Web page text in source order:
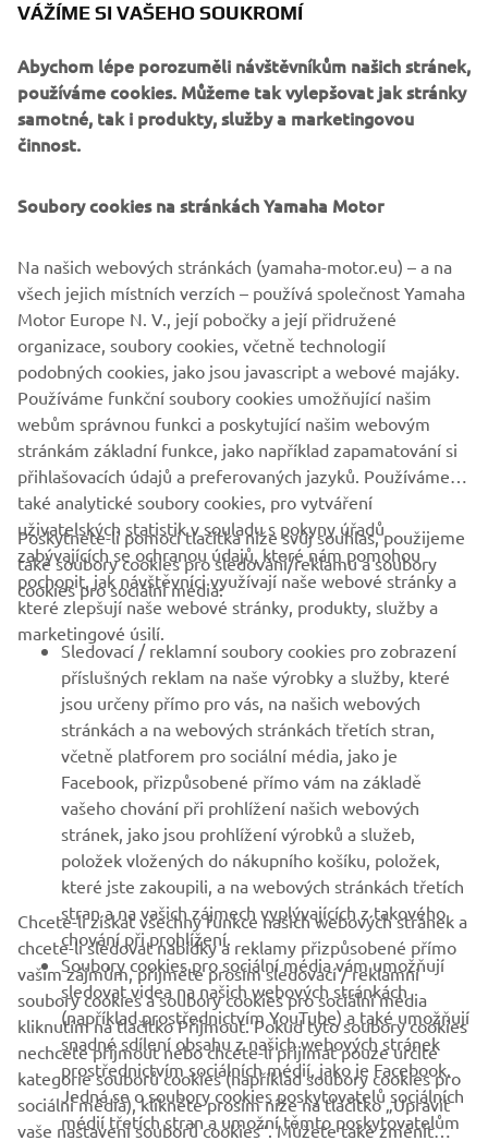
TÉNÉRÉ 700 PRICE
ANNOUNCEMENT
ZJISTIT VÍCE
FIREMNÍ
B2B
VÍCE YAMAHA
PODPORA
ZPRAVODAJ
Získejte jako první informace o nejnovějších nabídkách,
speciálních akcích, nových verzích a mnoho dalšího
PŘIHLÁSIT SE K ODBĚRU
Přečtěte si naše Zásady ochrany osobních údajů a zjistěte, jak
zpracováváme vaše osobní údaje:Zásady ochrany osobních údajů
Czech Republic (Czech)
VÁŽÍME SI VAŠEHO SOUKROMÍ
Abychom lépe porozuměli návštěvníkům našich stránek,
používáme cookies. Můžeme tak vylepšovat jak stránky
samotné, tak i produkty, služby a marketingovou
činnost.
Soubory cookies na stránkách Yamaha Motor
Na našich webových stránkách (yamaha-motor.eu) – a na
všech jejich místních verzích – používá společnost Yamaha
Motor Europe N. V., její pobočky a její přidružené
organizace, soubory cookies, včetně technologií
podobných cookies, jako jsou javascript a webové majáky.
Používáme funkční soubory cookies umožňující našim
webům správnou funkci a poskytující našim webovým
stránkám základní funkce, jako například zapamatování si
přihlašovacích údajů a preferovaných jazyků. Používáme
také analytické soubory cookies, pro vytváření
uživatelských statistik v souladu s pokyny úřadů
zabývajících se ochranou údajů, které nám pomohou
pochopit, jak návštěvníci využívají naše webové stránky a
které zlepšují naše webové stránky, produkty, služby a
marketingové úsilí.
Poskytnete-li pomocí tlačítka níže svůj souhlas, použijeme
také soubory cookies pro sledování/reklamu a soubory
cookies pro sociální média:
Sledovací / reklamní soubory cookies pro zobrazení
příslušných reklam na naše výrobky a služby, které
jsou určeny přímo pro vás, na našich webových
stránkách a na webových stránkách třetích stran,
včetně platforem pro sociální média, jako je
Facebook, přizpůsobené přímo vám na základě
vašeho chování při prohlížení našich webových
stránek, jako jsou prohlížení výrobků a služeb,
položek vložených do nákupního košíku, položek,
které jste zakoupili, a na webových stránkách třetích
stran a na vašich zájmech vyplývajících z takového
chování při prohlížení.
Soubory cookies pro sociální média vám umožňují
sledovat videa na našich webových stránkách
(například prostřednictvím YouTube) a také umožňují
snadné sdílení obsahu z našich webových stránek
prostřednictvím sociálních médií, jako je Facebook.
Jedná se o soubory cookies poskytovatelů sociálních
médií třetích stran a umožní těmto poskytovatelům
Chcete-li získat všechny funkce našich webových stránek a
chcete-li sledovat nabídky a reklamy přizpůsobené přímo
vašim zájmům, přijměte prosím sledovací / reklamní
soubory cookies a soubory cookies pro sociální média
kliknutím na tlačítko Přijmout. Pokud tyto soubory cookies
nechcete přijmout nebo chcete-li přijímat pouze určité
kategorie souborů cookies (například soubory cookies pro
sociální média), klikněte prosím níže na tlačítko „Upravit
vaše nastavení souborů cookies“. Můžete také změnit